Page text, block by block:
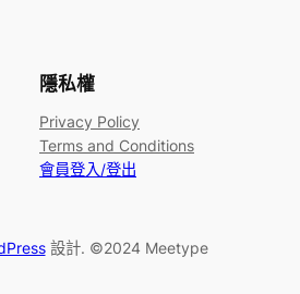
隱私權
Privacy Policy
Terms and Conditions
會員登入/登出
設計. ©2024 Meetype